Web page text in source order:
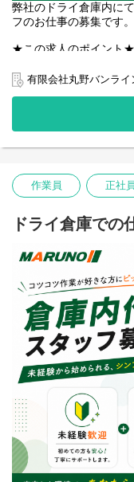
弊社のドライ倉庫内に
フのお仕事の募集です。
★この求人のポイント★
・Wワーク、扶養内勤
・モクモク作業なので
*入社時期、調整いたし
すぐにでもお仕事を始
方、ご家族と相談して
整いたします。
お気軽にご相談ください
*お仕事について気にな
という方についてはお
川棚町、波佐見町、嬉
数。佐世保市、武雄市
んマイカー通勤OKです♪
有限会社丸野バンラ
作業員 正社員
ドライ倉庫での